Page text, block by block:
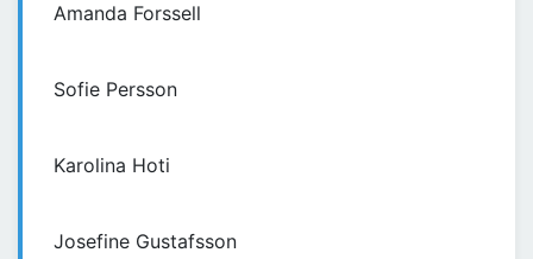
Amanda Forssell
Sofie Persson
Karolina Hoti
Josefine Gustafsson